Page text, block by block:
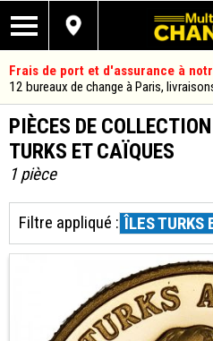
Frais de port et d'assurance à
12 bureaux de change à Paris,
PIÈCES DE COLLECTION
TURKS ET CAÏQUES
1 pièce
Filtre appliqué : ÎLES TURKS